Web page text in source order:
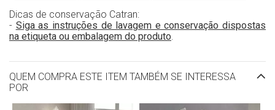
Dicas de conservação Catran:
- Siga as instruções de lavagem e conservação dispostas
na etiqueta ou embalagem do produto
QUEM COMPRA ESTE ITEM TAMBÉM SE INTERESSA
POR